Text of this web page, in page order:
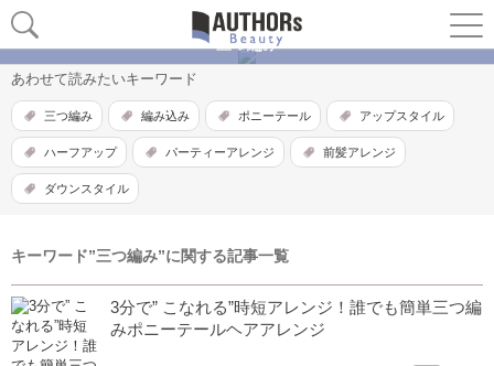
三つ編み
あわせて読みたいキーワード
三つ編み 編み込み ポニーテール アップスタイル
ハーフアップ パーティーアレンジ 前髪アレンジ
ダウンスタイル
キーワード”三つ編み”に関する記事一覧
3分で” こなれる”時短アレンジ！誰でも簡単三つ編
みポニーテールヘアアレンジ